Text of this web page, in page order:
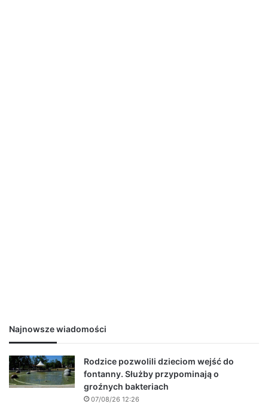
Najnowsze wiadomości
Rodzice pozwolili dzieciom wejść do
fontanny. Służby przypominają o
groźnych bakteriach
07/08/26 12:26